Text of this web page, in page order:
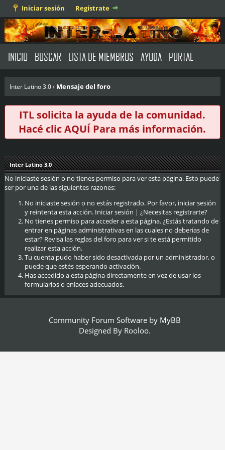
Iniciar sesión Regístrate
INICIO BUSCAR LISTA DE MIEMBROS AYUDA PORTAL
Inter Latino 3.0› Mensaje del foro
ITL solicita la ayuda de la comunidad.
Hacé clicAQUÍ Para más información.
Inter Latino 3.0
No iniciaste sesión o no tienes permiso para ver esta página. Esto puede
ser por una de las siguientes razones:
No iniciaste sesión o no estás registrado. Por favor, iniciar sesión
y reintenta esta acción. Iniciar sesión | ¿Necesitas registrarte?
No tienes permiso para acceder a esta página. ¿Estás tratando de
entrar en páginas administrativas en las cuales no deberías de
estar? Revisa las reglas del foro para ver si te está permitido
realizar esta acción.
Tu cuenta pudo haber sido desactivada por un administrador, o
puede que estés esperando activación.
Has accedido a esta página directamente en vez de usar los
formularios o enlaces adecuados.
Community Forum Software by MyBB
Designed By Rooloo.